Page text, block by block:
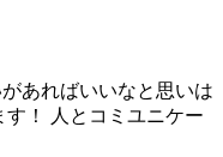
あればいいなと思いは
！ 人とコミユニケー